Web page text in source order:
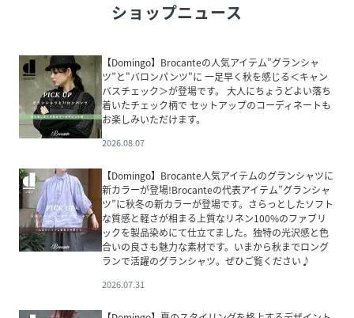
ショップニュース
【Domingo】Brocanteの人気アイテム”グランシャ
ツ”と"バロンパンツ"に 一足早く秋を感じる＜キャン
バスチェック＞が登場です。 大人にちょうどよい落ち
着いたチェック柄で セットアップのコーディネートも
お楽しみいただけます。
2026.08.07
【Domingo】Brocante人気アイテムのグランシャツに
新カラーが登場!Brocanteの代表アイテム”グランシャ
ツ”に秋冬の新カラーが登場です。さらっとしたソフト
な質感と軽さが相まる上質なリネン100%のファブリ
ックを製品染めにて仕立てました。独特の光沢感と色
合いの良さも魅力な素材です。いまから秋までロング
ランで活躍のグランシャツ。ぜひご覧ください♪
2026.07.31